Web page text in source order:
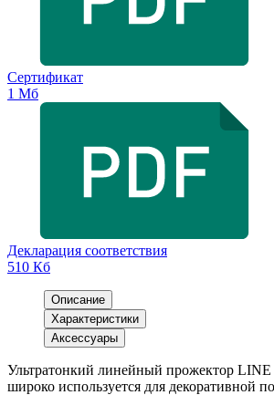
Сертификат
1 Мб
Декларация соответствия
510 Кб
Описание
Характеристики
Аксессуары
Ультратонкий линейный прожектор
широко используется для декоративной